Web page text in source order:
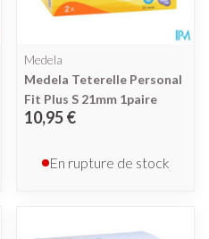
Medela
Medela Teterelle Personal
Fit Plus S 21mm 1paire
10,95 €
En rupture de stock